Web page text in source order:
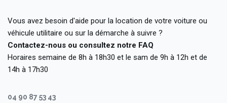
Vous avez besoin d'aide pour la location de votre voiture ou
véhicule utilitaire ou sur la démarche à suivre ?
Contactez-nous ou consultez notre FAQ
Horaires semaine de 8h à 18h30 et le sam de 9h à 12h et de
14h à 17h30
04 90 87 53 43